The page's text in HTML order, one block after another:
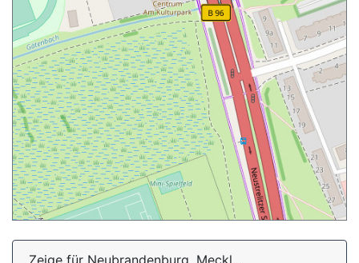
Zeige für Neubrandenburg, Meckl...